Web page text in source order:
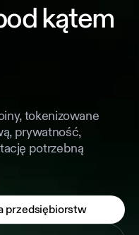
kątem
tokenizowane
prywatność,
potrzebną
przedsiębiorstw